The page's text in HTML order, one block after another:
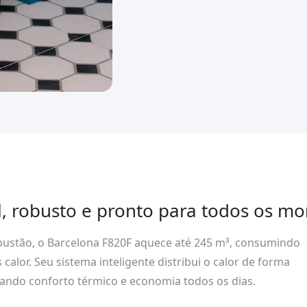
robusto e pronto para todos os
o Barcelona F820F aquece até 245 m³, consumindo
Seu sistema inteligente distribui o calor de forma
conforto térmico e economia todos os dias.